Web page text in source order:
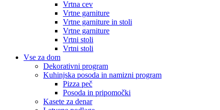
Vrtna cev
Vrtne garniture
Vrtne garniture in stoli
Vrtne garniture
Vrtni stoli
Vrtni stoli
Vse za dom
Dekorativni program
Kuhinjska posoda in namizni program
Pizza peč
Posoda in pripomočki
Kasete za denar